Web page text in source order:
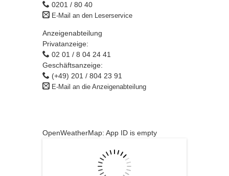
0201 / 80 40
E-Mail an den Leserservice
Anzeigenabteilung
Privatanzeige:
02 01 / 8 04 24 41
Geschäftsanzeige:
(+49) 201 / 804 23 91
E-Mail an die Anzeigenabteilung
OpenWeatherMap: App ID is empty